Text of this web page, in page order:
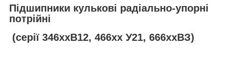
Підшипники кулькові радіально-упорні
потрійні
(серії 346ххВ12, 466хх У21, 666ххВЗ)